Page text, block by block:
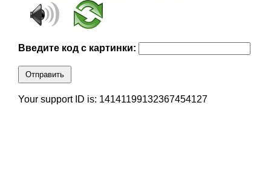
Введите код с картинки:
Отправить
Your support ID is: 14141199132367454127